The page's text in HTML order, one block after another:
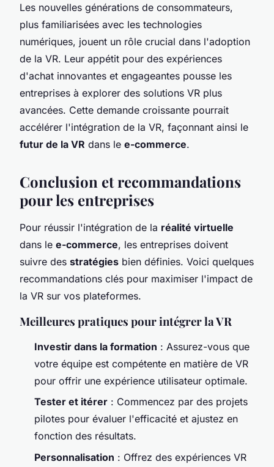
Les nouvelles générations de consommateurs,
plus familiarisées avec les technologies
numériques, jouent un rôle crucial dans l'adoption
de la VR. Leur appétit pour des expériences
d'achat innovantes et engageantes pousse les
entreprises à explorer des solutions VR plus
avancées. Cette demande croissante pourrait
accélérer l'intégration de la VR, façonnant ainsi le
futur de la VR dans le e-commerce.
Conclusion et recommandations
pour les entreprises
Pour réussir l'intégration de la réalité virtuelle
dans le e-commerce, les entreprises doivent
suivre des stratégies bien définies. Voici quelques
recommandations clés pour maximiser l'impact de
la VR sur vos plateformes.
Meilleures pratiques pour intégrer la VR
Investir dans la formation : Assurez-vous que
votre équipe est compétente en matière de VR
pour offrir une expérience utilisateur optimale.
Tester et itérer : Commencez par des projets
pilotes pour évaluer l'efficacité et ajustez en
fonction des résultats.
Personnalisation : Offrez des expériences VR